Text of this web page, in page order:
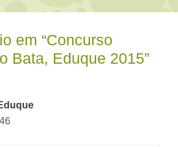
em “Concurso
Bata, Eduque 2015”